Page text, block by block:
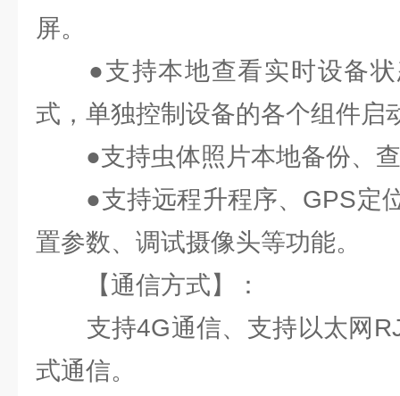
屏。
●支持本地查看实时设备状
式，单独控制设备的各个组件启
●支持虫体照片本地备份、查
●支持远程升程序、GPS定
置参数、调试摄像头等功能。
【通信方式】：
支持4G通信、支持以太网
式通信。